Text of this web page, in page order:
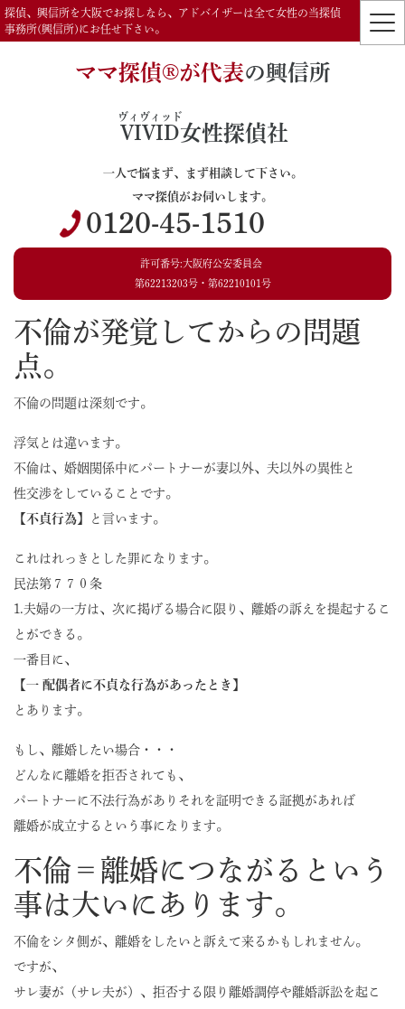
探偵、興信所を大阪でお探しなら、アドバイザーは全て女性の当探偵
事務所(興信所)にお任せ下さい。
ママ探偵®️が代表の興信所
VIVID
ヴィヴィッド
女性探偵社
一人で悩まず、まず相談して下さい。
ママ探偵がお伺いします。
0120-45-1510
許可番号:大阪府公安委員会
第62213203号・第62210101号
不倫が発覚してからの問題
点。
不倫の問題は深刻です。
浮気とは違います。
不倫は、婚姻関係中にパートナーが妻以外、夫以外の異性と
性交渉をしていることです。
【不貞行為】
と言います。
これはれっきとした罪になります。
民法第７７０条
1.夫婦の一方は、次に掲げる場合に限り、離婚の訴えを提起するこ
とができる。
一番目に、
【一 配偶者に不貞な行為があったとき】
とあります。
もし、離婚したい場合・・・
どんなに離婚を拒否されても、
パートナーに不法行為がありそれを証明できる証拠があれば
離婚が成立するという事になります。
不倫＝離婚につながるという
事は大いにあります。
不倫をシタ側が、離婚をしたいと訴えて来るかもしれません。
ですが、
サレ妻が（サレ夫が）、拒否する限り離婚調停や離婚訴訟を起こ